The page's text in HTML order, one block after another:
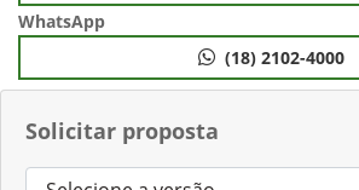
Solicitar proposta
WhatsApp
(18) 2102-4000